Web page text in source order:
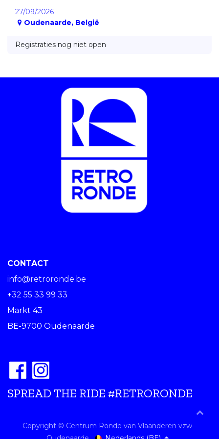
27/09/2026
Oudenaarde, België
Registraties nog niet open
CONTACT
info@retroronde.be
+32 55 33 99 33
Markt 43
BE-9700 Oudenaarde
SPREAD THE RIDE #RETRORONDE
Copyright © Centrum Ronde van Vlaanderen vzw -